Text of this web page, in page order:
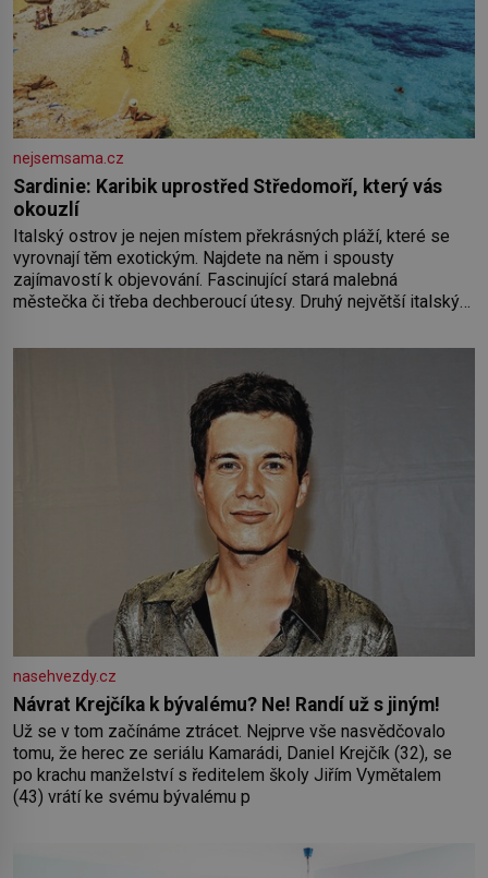
nejsemsama.cz
Sardinie: Karibik uprostřed Středomoří, který vás
okouzlí
Italský ostrov je nejen místem překrásných pláží, které se
vyrovnají těm exotickým. Najdete na něm i spousty
zajímavostí k objevování. Fascinující stará malebná
městečka či třeba dechberoucí útesy. Druhý největší italský
ohromí nejen svými plážemi s bílým pískem jako v Karibiku,
ale i divokou krajinou, také bohatou historií i luxusem.Zjistěte,
nasehvezdy.cz
Návrat Krejčíka k bývalému? Ne! Randí už s jiným!
Už se v tom začínáme ztrácet. Nejprve vše nasvědčovalo
tomu, že herec ze seriálu Kamarádi, Daniel Krejčík (32), se
po krachu manželství s ředitelem školy Jiřím Vymětalem
(43) vrátí ke svému bývalému p